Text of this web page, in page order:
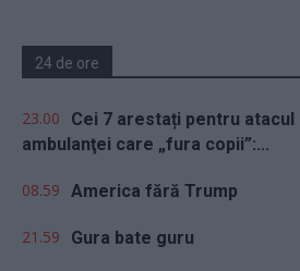
24 de ore
23.00
Cei 7 arestați pentru
ambulanţei care „fura copii”:...
08.59 America fără Trump
21.59 Gura bate guru